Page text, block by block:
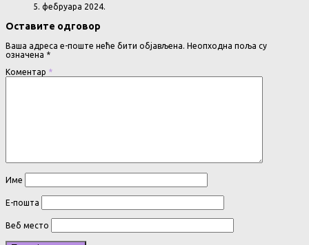
5. фебруара 2024.
Оставите одговор
Ваша адреса е-поште неће бити објављена. Неопходна поља су
означена *
Коментар *
Име
Е-пошта
Веб место